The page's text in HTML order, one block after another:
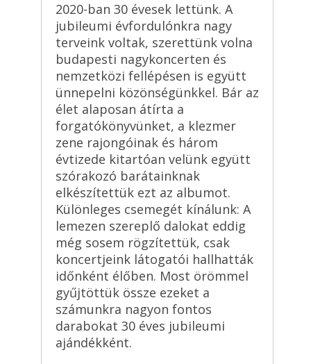
2020-ban 30 évesek lettünk. A
jubileumi évfordulónkra nagy
terveink voltak, szerettünk volna
budapesti nagykoncerten és
nemzetközi fellépésen is együtt
ünnepelni közönségünkkel. Bár az
élet alaposan átírta a
forgatókönyvünket, a klezmer
zene rajongóinak és három
évtizede kitartóan velünk együtt
szórakozó barátainknak
elkészítettük ezt az albumot.
Különleges csemegét kínálunk: A
lemezen szereplő dalokat eddig
még sosem rögzítettük, csak
koncertjeink látogatói hallhatták
időnként élőben. Most örömmel
gyűjtöttük össze ezeket a
számunkra nagyon fontos
darabokat 30 éves jubileumi
ajándékként.